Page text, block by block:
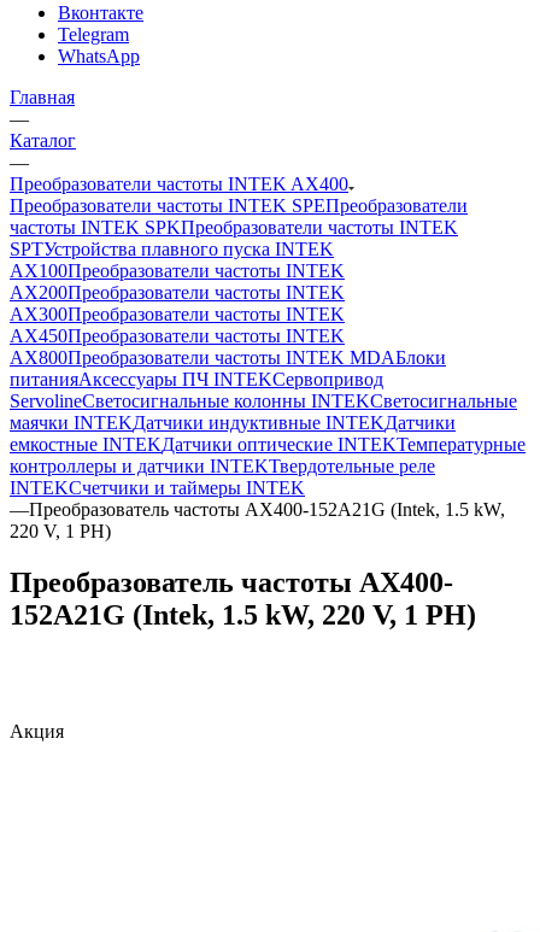
Вконтакте
Telegram
WhatsApp
Главная
—
Каталог
—
Преобразователи частоты INTEK AX400
Преобразователи частоты INTEK SPEПреобразователи
частоты INTEK SPKПреобразователи частоты INTEK
SPTУстройства плавного пуска INTEK
AX100Преобразователи частоты INTEK
AX200Преобразователи частоты INTEK
AX300Преобразователи частоты INTEK
AX450Преобразователи частоты INTEK
AX800Преобразователи частоты INTEK MDAБлоки
питанияАксессуары ПЧ INTEKСервопривод
ServolineСветосигнальные колонны INTEKСветосигнальные
маячки INTEKДатчики индуктивные INTEKДатчики
емкостные INTEKДатчики оптические INTEKТемпературные
контроллеры и датчики INTEKТвердотельные реле
INTEKСчетчики и таймеры INTEK
—Преобразователь частоты AX400-152A21G (Intek, 1.5 kW,
220 V, 1 PH)
Преобразователь частоты AX400-
152A21G (Intek, 1.5 kW, 220 V, 1 PH)
Акция